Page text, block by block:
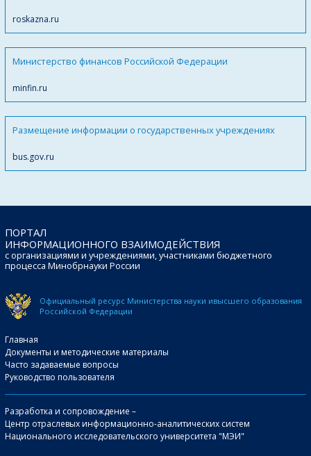
roskazna.ru
Министерство финансов Российской Федерации
minfin.ru
Размещение информации о государственных учреждениях
bus.gov.ru
ПОРТАЛ
ИНФОРМАЦИОННОГО ВЗАИМОДЕЙСТВИЯ
с организациями и учреждениями, участниками бюджетного
процесса Минобрнауки России
Официальный ресурс Министерства науки ивысшего образования
Российской Федерации
Главная
Документы и методические материалы
Часто задаваемые вопросы
Руководство пользователя
Разработка и сопровождение –
Центр отраслевых информационно-аналитических систем
Национального исследовательского университета "МЭИ"